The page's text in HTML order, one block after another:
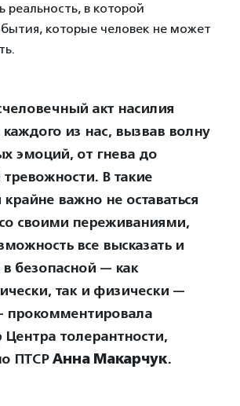
реальность, в которой
которые человек не может
акт насилия
из нас, вызвав волну
эмоций, от гнева до
тревожности. В такие
важно не оставаться
своими переживаниями,
все высказать и
в безопасной — как
так и физически —
прокомментировала
Центра толерантности,
ПТСРАнна Макарчук.